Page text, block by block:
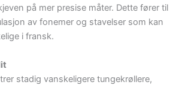
på mer presise måter. Dette fører til
av fonemer og stavelser som kan
i fransk.
stadig vanskeligere tungekrøllere,